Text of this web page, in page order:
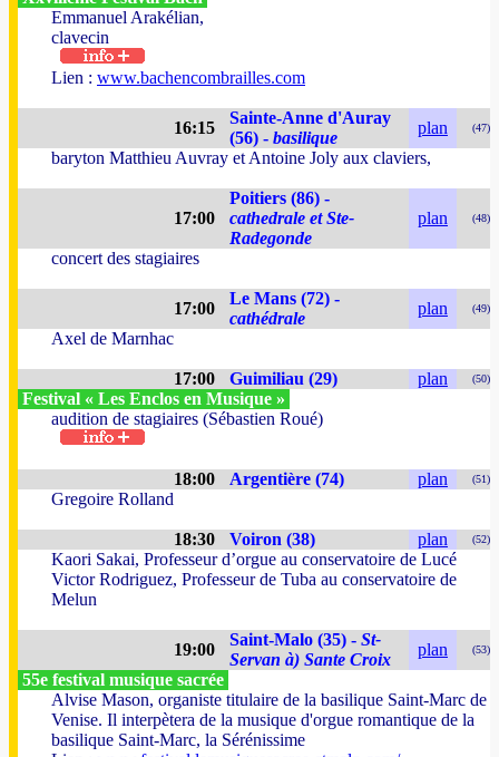
Emmanuel Arakélian,
clavecin
Lien : www.bachencombrailles.com
16:15
Sainte-Anne d'Auray
(56) - basilique
plan (47)
baryton Matthieu Auvray et Antoine Joly aux claviers,
17:00
Poitiers (86) -
cathedrale et Ste-
Radegonde
plan (48)
concert des stagiaires
17:00
Le Mans (72) -
cathédrale
plan (49)
Axel de Marnhac
17:00 Guimiliau (29) plan (50)
Festival « Les Enclos en Musique »
audition de stagiaires (Sébastien Roué)
18:00 Argentière (74) plan (51)
Gregoire Rolland
18:30 Voiron (38) plan (52)
Kaori Sakai, Professeur d’orgue au conservatoire de Lucé
Victor Rodriguez, Professeur de Tuba au conservatoire de
Melun
19:00
Saint-Malo (35) - St-
Servan à) Sante Croix
plan (53)
55e festival musique sacrée
Alvise Mason, organiste titulaire de la basilique Saint-Marc de
Venise. Il interpètera de la musique d'orgue romantique de la
basilique Saint-Marc, la Sérénissime